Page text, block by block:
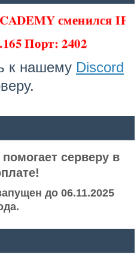
сменился IP
Порт: 2402
к нашему Discord
серверу в
до 06.11.2025